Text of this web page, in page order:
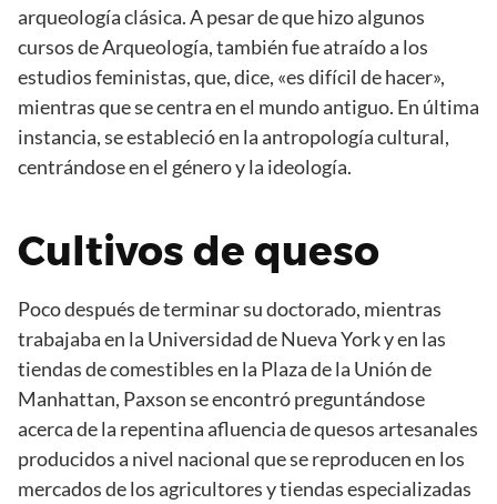
arqueología clásica. A pesar de que hizo algunos
cursos de Arqueología, también fue atraído a los
estudios feministas, que, dice, «es difícil de hacer»,
mientras que se centra en el mundo antiguo. En última
instancia, se estableció en la antropología cultural,
centrándose en el género y la ideología.
Cultivos de queso
Poco después de terminar su doctorado, mientras
trabajaba en la Universidad de Nueva York y en las
tiendas de comestibles en la Plaza de la Unión de
Manhattan, Paxson se encontró preguntándose
acerca de la repentina afluencia de quesos artesanales
producidos a nivel nacional que se reproducen en los
mercados de los agricultores y tiendas especializadas